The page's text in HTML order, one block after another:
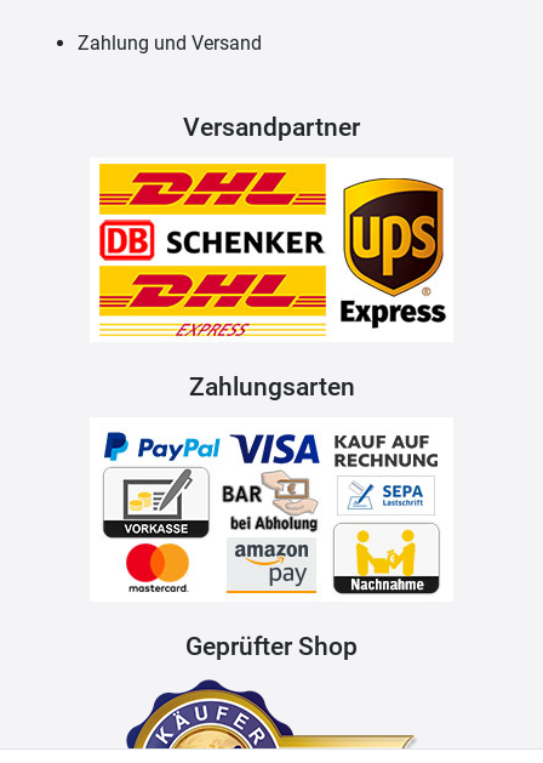
Zahlung und Versand
Versandpartner
Zahlungsarten
Geprüfter Shop